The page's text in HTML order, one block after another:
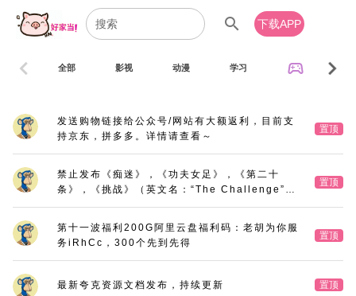
search 下载APP
全部 影视 动漫 学习 sports_esports
chevron_left chevron_right
发送购物链接给公众号/网站有大额返利，目前支
持京东，拼多多。详情请查看～
置顶
禁止发布《痴迷》，《功夫女足》，《第二十
条》，《挑战》（英文名：“The Challenge”，
又名：《深空拯救者》），《三大队》电影版
置顶
第十一波福利200G阿里云盘福利码：老胡为你服
务iRhCc，300个先到先得
置顶
最新夸克资源文档发布，持续更新 置顶